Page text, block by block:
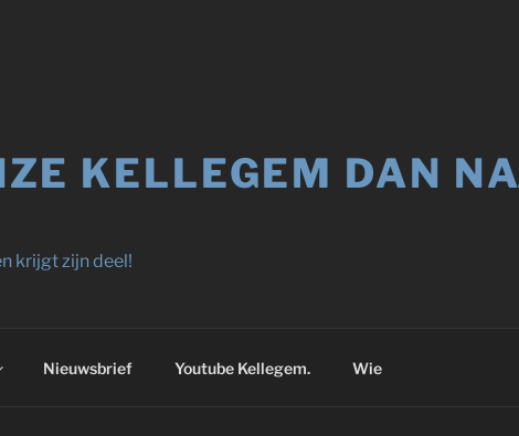
KELLEGEM DAN
krijgt zijn deel!
Nieuwsbrief Youtube Kellegem. Wie